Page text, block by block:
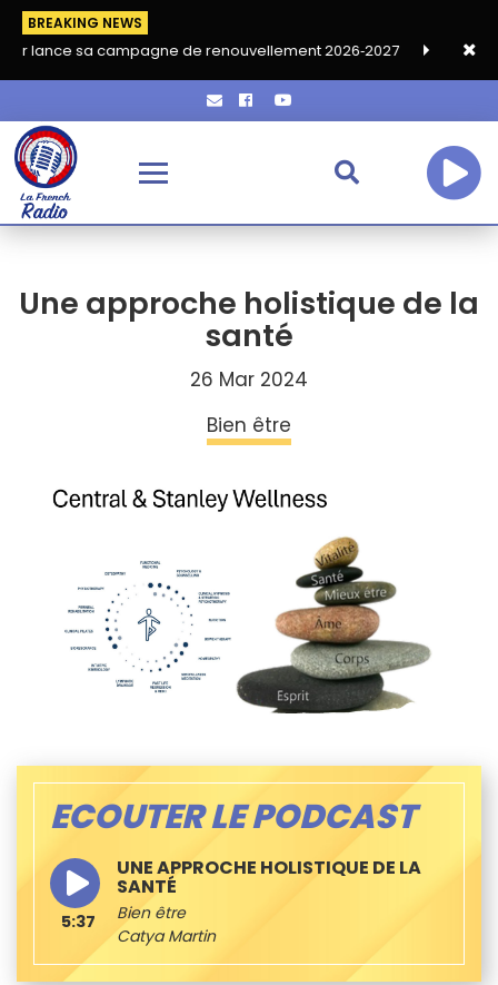
BREAKING NEWS
de renouvellement 2026‑2027 Grand café de
Une approche holistique de la
santé
26 Mar 2024
Bien être
ECOUTER LE PODCAST
UNE APPROCHE HOLISTIQUE DE LA
SANTÉ
Bien être
Catya Martin
5:37